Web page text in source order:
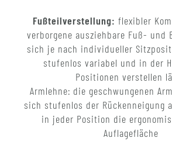
Fußteilverstellung: flexibler
verborgene ausziehbare Fuß- und
sich je nach individueller
stufenlos variabel und in der
Positionen verstellen
Armlehne: die geschwungenen
sich stufenlos der Rückenneigung
in jeder Position die
Auflagefläche